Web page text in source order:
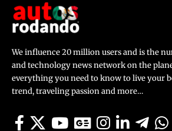
We influence 20 million users and is the
and technology news network on the
everything you need to know to live your
trend, traveling passion and more…